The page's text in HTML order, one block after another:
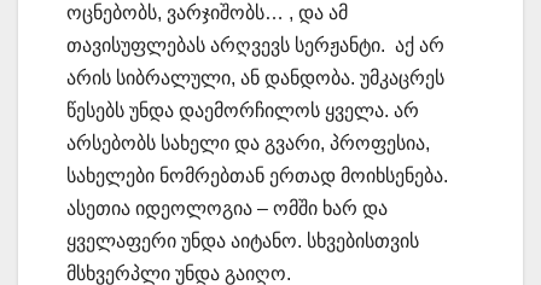
ოცნებობს, ვარჯიშობს… , და ამ
თავისუფლებას არღვევს სერჟანტი. აქ არ
არის სიბრალული, ან დანდობა. უმკაცრეს
წესებს უნდა დაემორჩილოს ყველა. არ
არსებობს სახელი და გვარი, პროფესია,
სახელები ნომრებთან ერთად მოიხსენება.
ასეთია იდეოლოგია – ომში ხარ და
ყველაფერი უნდა აიტანო. სხვებისთვის
მსხვერპლი უნდა გაიღო.